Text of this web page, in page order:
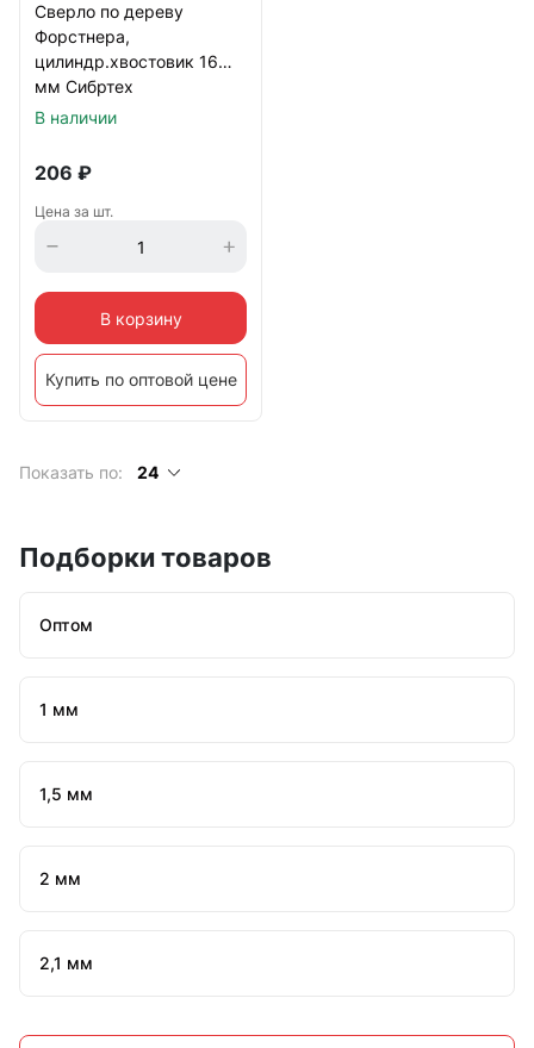
Сверло по дереву
Форстнера,
цилиндр.хвостовик 16
мм Сибртех
В наличии
206 ₽
Цена за шт.
В корзину
Купить по оптовой цене
Показать по: 24
Подборки товаров
Оптом
1 мм
1,5 мм
2 мм
2,1 мм